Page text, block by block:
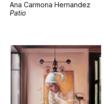
Ana Carmona Hernandez
Patio